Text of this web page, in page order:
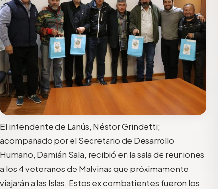
El intendente de Lanús, Néstor Grindetti;
acompañado por el Secretario de Desarrollo
Humano, Damián Sala, recibió en la sala de reuniones
a los 4 veteranos de Malvinas que próximamente
viajarán a las Islas. Estos ex combatientes fueron los